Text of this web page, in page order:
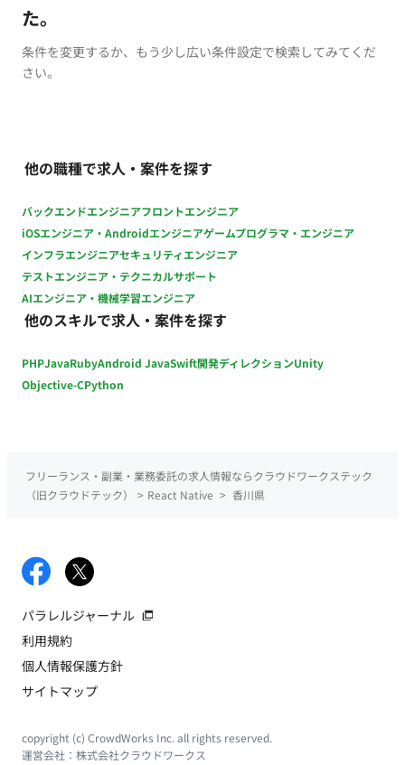
た。
条件を変更するか、もう少し広い条件設定で検索してみてくだ
さい。
他の職種で求人・案件を探す
バックエンドエンジニアフロントエンジニア
iOSエンジニア・Androidエンジニアゲームプログラマ・エンジニア
インフラエンジニアセキュリティエンジニア
テストエンジニア・テクニカルサポート
AIエンジニア・機械学習エンジニア
他のスキルで求人・案件を探す
PHPJavaRubyAndroid JavaSwift開発ディレクションUnity
Objective-CPython
フリーランス・副業・業務委託の求人情報ならクラウドワークステック
（旧クラウドテック）
> React Native > 香川県
パラレルジャーナル
利用規約
個人情報保護方針
サイトマップ
copyright (c) CrowdWorks Inc. all rights reserved.
運営会社： 株式会社クラウドワークス